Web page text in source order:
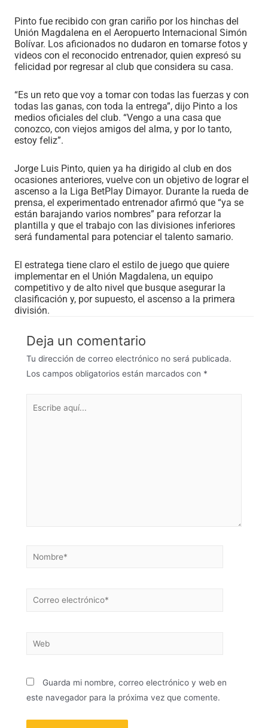
Pinto fue recibido con gran cariño por los hinchas del
Unión Magdalena en el Aeropuerto Internacional Simón
Bolívar. Los aficionados no dudaron en tomarse fotos y
videos con el reconocido entrenador, quien expresó su
felicidad por regresar al club que considera su casa.
“Es un reto que voy a tomar con todas las fuerzas y con
todas las ganas, con toda la entrega”, dijo Pinto a los
medios oficiales del club. “Vengo a una casa que
conozco, con viejos amigos del alma, y por lo tanto,
estoy feliz”.
Jorge Luis Pinto, quien ya ha dirigido al club en dos
ocasiones anteriores, vuelve con un objetivo de lograr el
ascenso a la Liga BetPlay Dimayor. Durante la rueda de
prensa, el experimentado entrenador afirmó que “ya se
están barajando varios nombres” para reforzar la
plantilla y que el trabajo con las divisiones inferiores
será fundamental para potenciar el talento samario.
El estratega tiene claro el estilo de juego que quiere
implementar en el Unión Magdalena, un equipo
competitivo y de alto nivel que busque asegurar la
clasificación y, por supuesto, el ascenso a la primera
división.
Deja un comentario
Tu dirección de correo electrónico no será publicada.
Los campos obligatorios están marcados con *
Guarda mi nombre, correo electrónico y web en
este navegador para la próxima vez que comente.